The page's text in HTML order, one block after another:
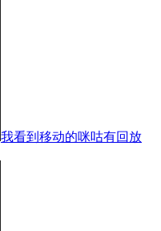
我看到移动的咪咕有回放